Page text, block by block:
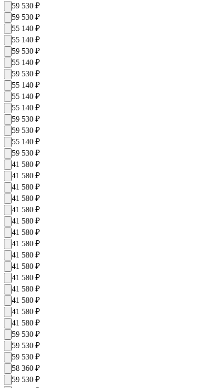
59 530 ₽
59 530 ₽
55 140 ₽
55 140 ₽
59 530 ₽
55 140 ₽
59 530 ₽
55 140 ₽
55 140 ₽
55 140 ₽
59 530 ₽
59 530 ₽
55 140 ₽
59 530 ₽
41 580 ₽
41 580 ₽
41 580 ₽
41 580 ₽
41 580 ₽
41 580 ₽
41 580 ₽
41 580 ₽
41 580 ₽
41 580 ₽
41 580 ₽
41 580 ₽
41 580 ₽
41 580 ₽
41 580 ₽
59 530 ₽
59 530 ₽
59 530 ₽
58 360 ₽
59 530 ₽